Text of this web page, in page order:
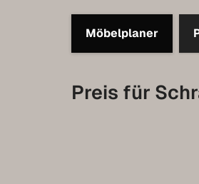
Möbelplaner
Preis für